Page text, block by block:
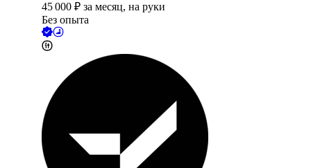
45 000 ₽ за месяц, на руки
Без опыта